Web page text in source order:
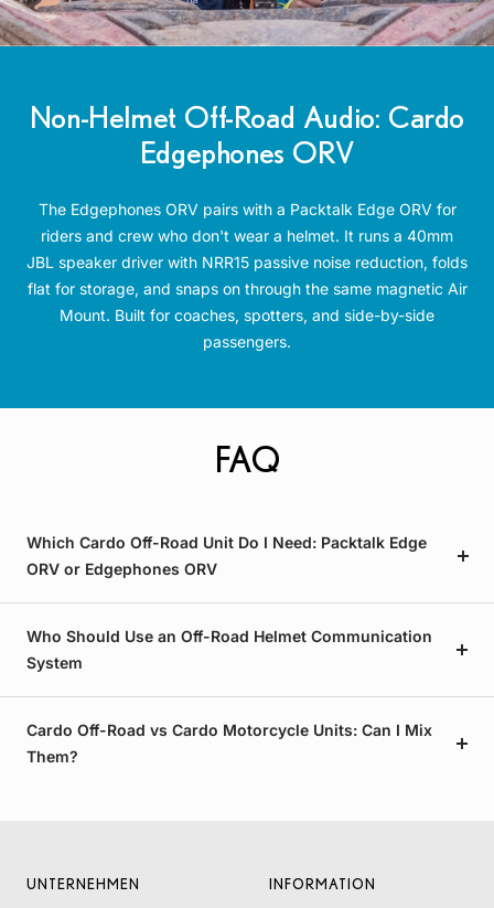
Non-Helmet Off-Road Audio: Cardo
Edgephones ORV
The Edgephones ORV pairs with a Packtalk Edge ORV for
riders and crew who don't wear a helmet. It runs a 40mm
JBL speaker driver with NRR15 passive noise reduction, folds
flat for storage, and snaps on through the same magnetic Air
Mount. Built for coaches, spotters, and side-by-side
passengers.
FAQ
Which Cardo Off-Road Unit Do I Need: Packtalk Edge
ORV or Edgephones ORV
Who Should Use an Off-Road Helmet Communication
System
Cardo Off-Road vs Cardo Motorcycle Units: Can I Mix
Them?
UNTERNEHMEN INFORMATION